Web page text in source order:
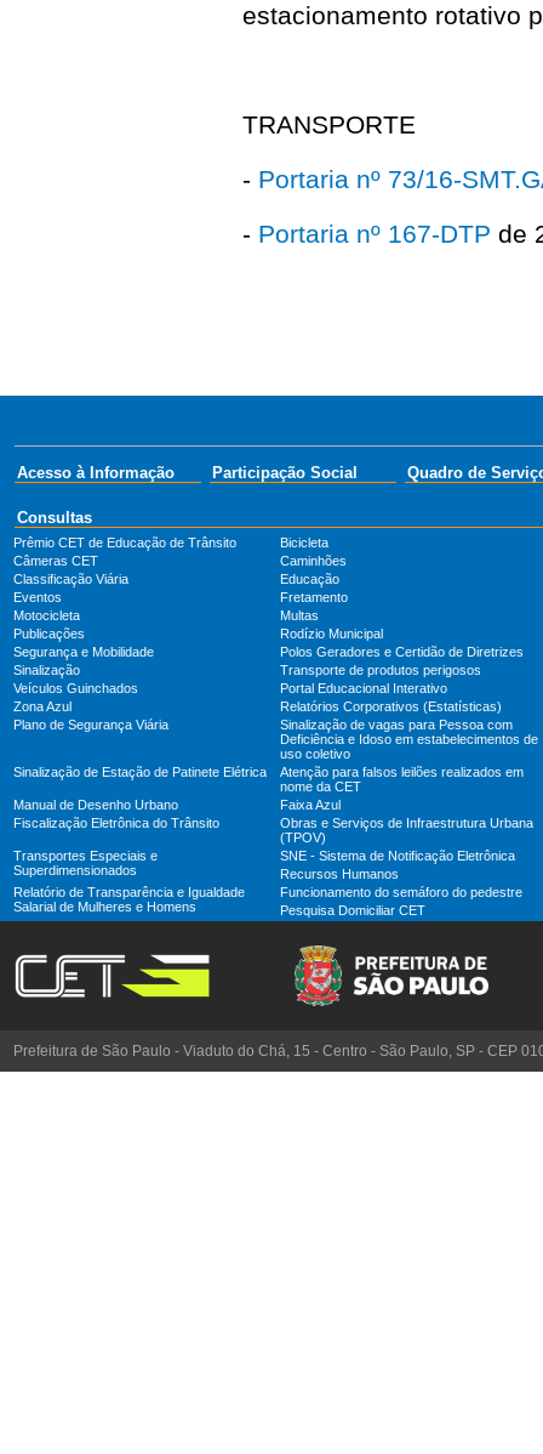
estacionamento rotativo
TRANSPORTE
- Portaria nº 73/16-
- Portaria nº 167-DTP de
Acesso à Informação Participação Social Quadro de
Consultas
Prêmio CET de Educação de Trânsito
Bicicleta
Câmeras CET
Caminhões
Classificação Viária
Educação
Eventos
Fretamento
Motocicleta
Multas
Publicações
Rodízio Municipal
Segurança e Mobilidade
Polos Geradores e Certidão de Diretrizes
Sinalização
Transporte de produtos perigosos
Veículos Guinchados
Portal Educacional Interativo
Zona Azul
Relatórios Corporativos (Estatísticas)
Plano de Segurança Viária
Sinalização de vagas para Pessoa com
Deficiência e Idoso em estabelecimentos de
uso coletivo
Sinalização de Estação de Patinete Elétrica
Atenção para falsos leilões realizados em
nome da CET
Manual de Desenho Urbano
Faixa Azul
Fiscalização Eletrônica do Trânsito
Obras e Serviços de Infraestrutura Urbana
(TPOV)
Transportes Especiais e
Superdimensionados
SNE - Sistema de Notificação Eletrônica
Recursos Humanos
Relatório de Transparência e Igualdade
Salarial de Mulheres e Homens
Funcionamento do semáforo do pedestre
Pesquisa Domiciliar CET
Prefeitura de São Paulo - Viaduto do Chá, 15 - Centro - São Paulo, SP - CEP